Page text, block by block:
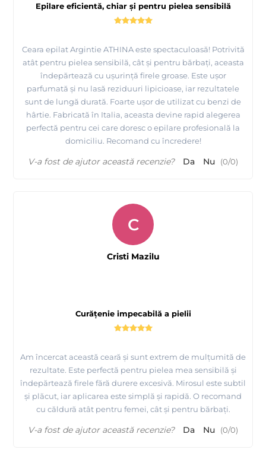
Epilare eficientă, chiar și pentru pielea sensibilă
Ceara epilat Argintie ATHINA este spectaculoasă! Potrivită
atât pentru pielea sensibilă, cât și pentru bărbați, aceasta
îndepărtează cu ușurință firele groase. Este ușor
parfumată și nu lasă reziduuri lipicioase, iar rezultatele
sunt de lungă durată. Foarte ușor de utilizat cu benzi de
hârtie. Fabricată în Italia, aceasta devine rapid alegerea
perfectă pentru cei care doresc o epilare profesională la
domiciliu. Recomand cu încredere!
V-a fost de ajutor această recenzie? Da Nu (0/0)
Curățenie impecabilă a pielii
Am încercat această ceară și sunt extrem de mulțumită de
rezultate. Este perfectă pentru pielea mea sensibilă și
îndepărtează firele fără durere excesivă. Mirosul este subtil
și plăcut, iar aplicarea este simplă și rapidă. O recomand
cu căldură atât pentru femei, cât și pentru bărbați.
C
Cristi Mazilu
V-a fost de ajutor această recenzie? Da Nu (0/0)